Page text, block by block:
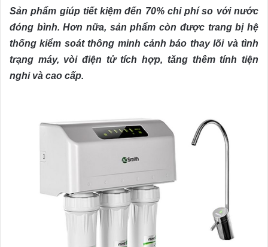
Sản phẩm giúp tiết kiệm đến 70% chi phí so với nước
đóng bình. Hơn nữa, sản phẩm còn được trang bị hệ
thống kiểm soát thông minh cảnh báo thay lõi và tình
trạng máy, vòi điện tử tích hợp, tăng thêm tính tiện
nghi và cao cấp.